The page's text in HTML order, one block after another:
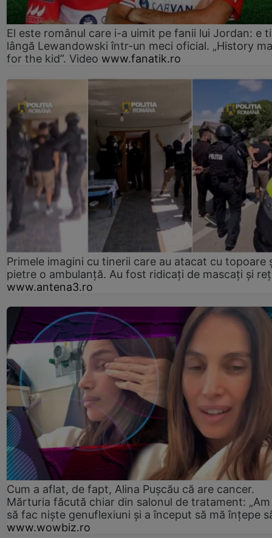
El este românul care i-a uimit pe fanii lui Jordan: e
lângă Lewandowski într-un meci oficial. „History
for the kid”. Video www.fanatik.ro
Primele imagini cu tinerii care au atacat cu topoare
pietre o ambulanță. Au fost ridicați de mascați și
www.antena3.ro
Cum a aflat, de fapt, Alina Pușcău că are cancer.
Mărturia făcută chiar din salonul de tratament:
să fac niște genuflexiuni și a început să mă înțepe
www.wowbiz.ro